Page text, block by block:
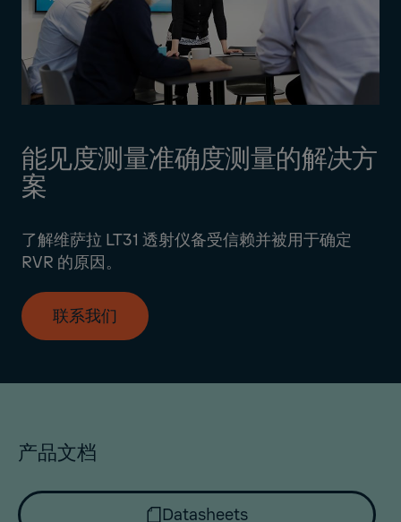
能见度测量准确度测量的解决方
案
了解维萨拉 LT31 透射仪备受信赖并被用于确定
RVR 的原因。
联系我们
产品文档
Datasheets